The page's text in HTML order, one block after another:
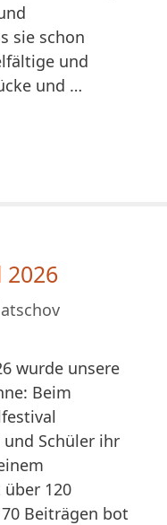
sie schon
und
und …
wurde unsere
Beim
Schüler ihr
120
Beiträgen bot